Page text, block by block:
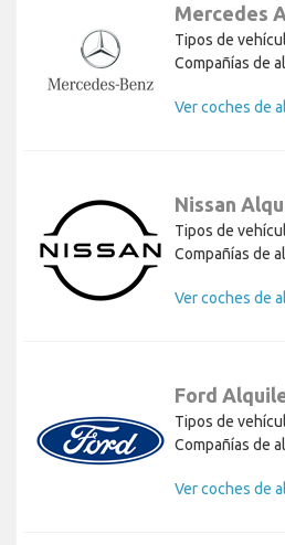
Mercedes
Tipos de
Compañías de
Ver coches de
Nissan
Tipos de
Compañías de
Ver coches de
Ford
Tipos de
Compañías de
Ver coches de